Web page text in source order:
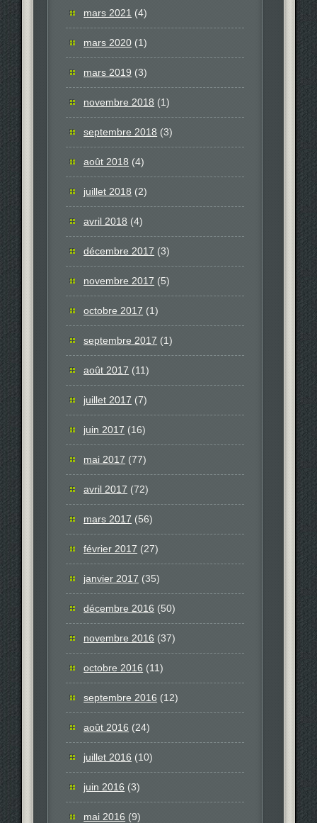
mars 2021 (4)
mars 2020 (1)
mars 2019 (3)
novembre 2018 (1)
septembre 2018 (3)
août 2018 (4)
juillet 2018 (2)
avril 2018 (4)
décembre 2017 (3)
novembre 2017 (5)
octobre 2017 (1)
septembre 2017 (1)
août 2017 (11)
juillet 2017 (7)
juin 2017 (16)
mai 2017 (77)
avril 2017 (72)
mars 2017 (56)
février 2017 (27)
janvier 2017 (35)
décembre 2016 (50)
novembre 2016 (37)
octobre 2016 (11)
septembre 2016 (12)
août 2016 (24)
juillet 2016 (10)
juin 2016 (3)
mai 2016 (9)